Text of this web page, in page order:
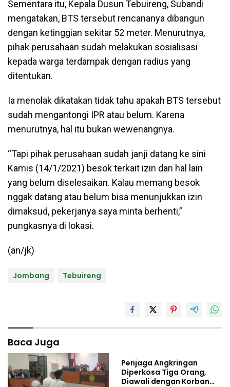
Sementara itu, Kepala Dusun Tebuireng, Subandi
mengatakan, BTS tersebut rencananya dibangun
dengan ketinggian sekitar 52 meter. Menurutnya,
pihak perusahaan sudah melakukan sosialisasi
kepada warga terdampak dengan radius yang
ditentukan.
Ia menolak dikatakan tidak tahu apakah BTS tersebut
sudah mengantongi IPR atau belum. Karena
menurutnya, hal itu bukan wewenangnya.
“Tapi pihak perusahaan sudah janji datang ke sini
Kamis (14/1/2021) besok terkait izin dan hal lain
yang belum diselesaikan. Kalau memang besok
nggak datang atau belum bisa menunjukkan izin
dimaksud, pekerjanya saya minta berhenti,”
pungkasnya di lokasi.
(an/jk)
Jombang Tebuireng
Baca Juga
Penjaga Angkringan
Diperkosa Tiga Orang,
Diawali dengan Korban